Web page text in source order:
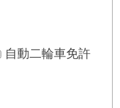
自動二輪車免許